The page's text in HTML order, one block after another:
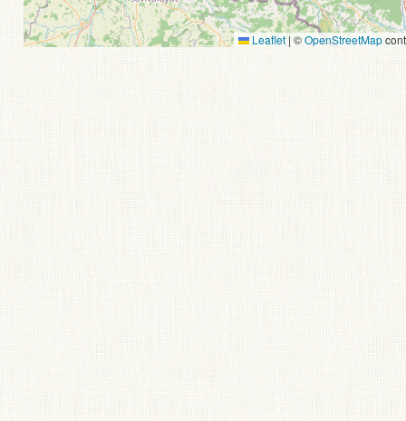
Leaflet | ©OpenStreetMap